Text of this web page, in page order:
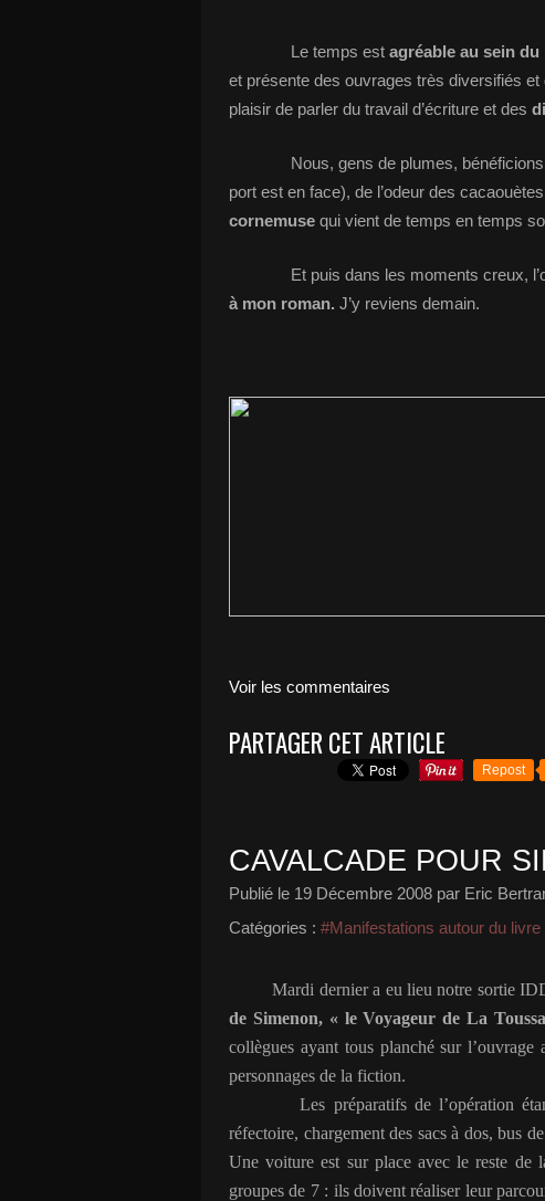
Le temps est agréable au sein du
et présente des ouvrages très diversifiés
plaisir de parler du travail d’écriture et des
Nous, gens de plumes, bénéficions de
port est en face), de l’odeur des
cornemuse qui vient de temps en temps
Et puis dans les moments creux,
à mon roman. J’y reviens demain.
Voir les commentaires
PARTAGER CET ARTICLE
Repost
CAVALCADE POUR
Publié le 19 Décembre 2008 par Eric
Catégories : #Manifestations autour du livre
Mardi dernier a eu lieu notre sortie
de Simenon, « le Voyageur de La
collègues ayant tous planché sur
personnages de la fiction.
Les préparatifs de l’opération
réfectoire, chargement des sacs à dos, bus
Une voiture est sur place avec le reste de
groupes de 7 : ils doivent réaliser leur